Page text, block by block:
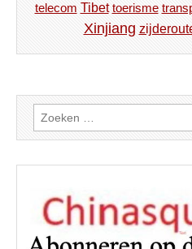
telecom Tibet toerisme
Xinjiang
Zoeken
naar: